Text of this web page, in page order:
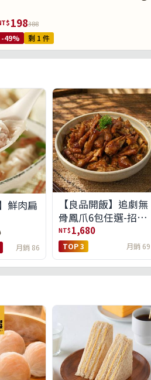
198388
-49% 剩 1 件
鮮肉扁
月銷 86
【良品開飯】追劇無
骨鳳爪6包任選-招牌
原味/濃濃蒜香/過癮
麻辣(免運組)
NT$ 1,680
TOP 3 月銷 69